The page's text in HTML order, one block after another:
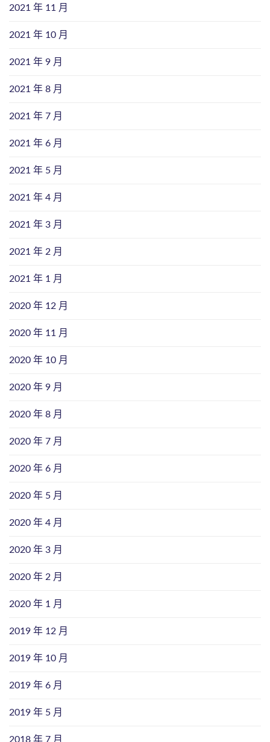
2021 年 11 月
2021 年 10 月
2021 年 9 月
2021 年 8 月
2021 年 7 月
2021 年 6 月
2021 年 5 月
2021 年 4 月
2021 年 3 月
2021 年 2 月
2021 年 1 月
2020 年 12 月
2020 年 11 月
2020 年 10 月
2020 年 9 月
2020 年 8 月
2020 年 7 月
2020 年 6 月
2020 年 5 月
2020 年 4 月
2020 年 3 月
2020 年 2 月
2020 年 1 月
2019 年 12 月
2019 年 10 月
2019 年 6 月
2019 年 5 月
2018 年 7 月